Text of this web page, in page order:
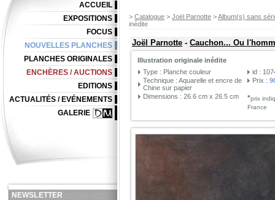
> Catalogue > Joël Parnotte >Album(s) sans
inédite
Joël Parnotte-Cauchon... Ou
Illustration originale inédite
Type : Planche couleur
Technique : Aquarelle et encre de
Chine sur papier
Dimensions : 26.6 cm x 26.5 cm
id :
Prix :
*prix
France
ACCUEIL
EXPOSITIONS
FOCUS
NOUVELLES PLANCHES
PLANCHES ORIGINALES
ENCHÈRES / AUCTIONS
EDITIONS
ACTUALITÉS / EVÉNEMENTS
GALERIE
NEWSLETTER